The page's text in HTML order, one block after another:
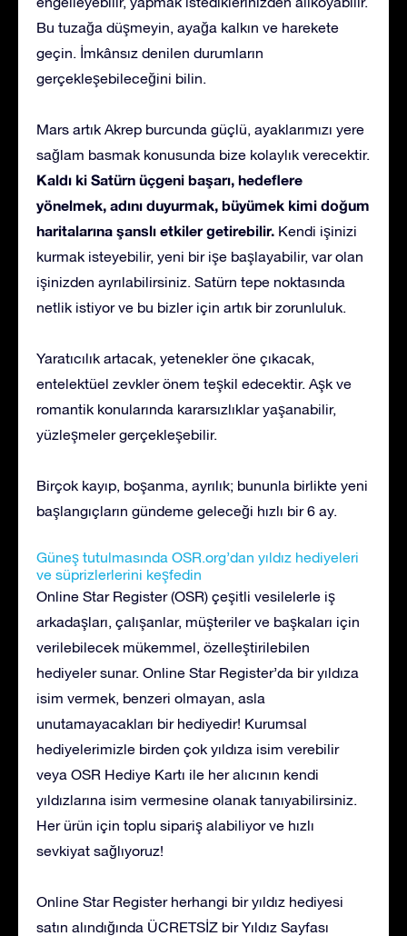
Bu tuzağa düşmeyin, ayağa kalkın ve harekete
geçin. İmkânsız denilen durumların
gerçekleşebileceğini bilin.
Mars artık Akrep burcunda güçlü, ayaklarımızı yere
sağlam basmak konusunda bize kolaylık verecektir.
Kaldı ki Satürn üçgeni başarı, hedeflere
yönelmek, adını duyurmak, büyümek kimi doğum
haritalarına şanslı etkiler getirebilir. Kendi işinizi
kurmak isteyebilir, yeni bir işe başlayabilir, var olan
işinizden ayrılabilirsiniz. Satürn tepe noktasında
netlik istiyor ve bu bizler için artık bir zorunluluk.
Yaratıcılık artacak, yetenekler öne çıkacak,
entelektüel zevkler önem teşkil edecektir. Aşk ve
romantik konularında kararsızlıklar yaşanabilir,
yüzleşmeler gerçekleşebilir.
Birçok kayıp, boşanma, ayrılık; bununla birlikte yeni
başlangıçların gündeme geleceği hızlı bir 6 ay.
Güneş tutulmasında OSR.org’dan yıldız hediyeleri
ve süprizlerlerini keşfedin
Online Star Register (OSR) çeşitli vesilelerle iş
arkadaşları, çalışanlar, müşteriler ve başkaları için
verilebilecek mükemmel, özelleştirilebilen
hediyeler sunar. Online Star Register’da bir yıldıza
isim vermek, benzeri olmayan, asla
unutamayacakları bir hediyedir! Kurumsal
hediyelerimizle birden çok yıldıza isim verebilir
veya OSR Hediye Kartı ile her alıcının kendi
yıldızlarına isim vermesine olanak tanıyabilirsiniz.
Her ürün için toplu sipariş alabiliyor ve hızlı
sevkiyat sağlıyoruz!
Online Star Register herhangi bir yıldız hediyesi
satın alındığında ÜCRETSİZ bir Yıldız Sayfası